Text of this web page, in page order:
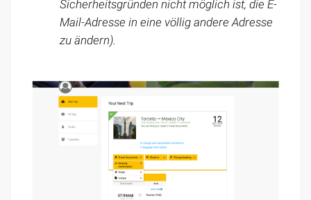
Sicherheitsgründen nicht möglich ist, die E-
Mail-Adresse in eine völlig andere Adresse
zu ändern).